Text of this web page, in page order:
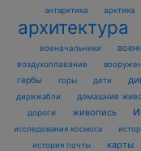
антарктика арктика
архитектура
военачальники
воздухоплавание
гербы горы дети
дирижабли домашние
дороги
живопись
исследования космоса
история почты
карты